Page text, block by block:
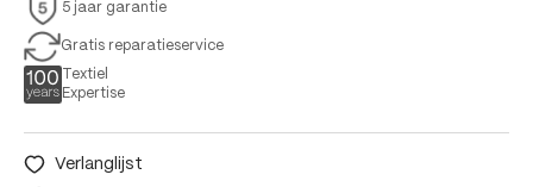
5 jaar garantie
Gratis reparatieservice
Textiel
Expertise
Verlanglijst